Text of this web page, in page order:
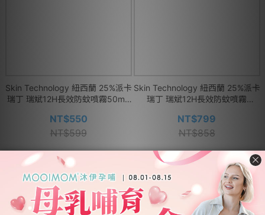
Skin Technology 紐西蘭 25%派卡
瑞丁 瑞斌12H長效防蚊噴霧50ml-
NT$550
NT$599
Skin Technology 紐西蘭 25%派卡
瑞丁 瑞斌12H長效防蚊噴霧
NT$799
NT$858